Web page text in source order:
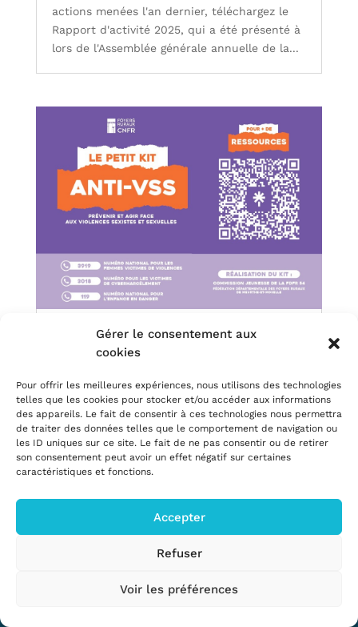
Gérer le consentement aux
cookies
Pour offrir les meilleures expériences, nous utilisons des technologies
telles que les cookies pour stocker et/ou accéder aux informations
des appareils. Le fait de consentir à ces technologies nous permettra
de traiter des données telles que le comportement de navigation ou
les ID uniques sur ce site. Le fait de ne pas consentir ou de retirer
son consentement peut avoir un effet négatif sur certaines
caractéristiques et fonctions.
Accepter
Refuser
Voir les préférences
actions menées l'an dernier, téléchargez le
Rapport d'activité 2025, qui a été présenté à
lors de l'Assemblée générale annuelle de la...
Lutte contre les violences sexistes et sexuelles :
découvrez les outils des Foyers Ruraux !
Publications
Aux Foyers Ruraux comme ailleurs, il est
important de prévenir et agir face aux
Violences Sexistes et Sexuelles (VSS). C'est
en partant de cette conviction qu'un petit
Jeunesse de la Fédération de Meurthe-et-